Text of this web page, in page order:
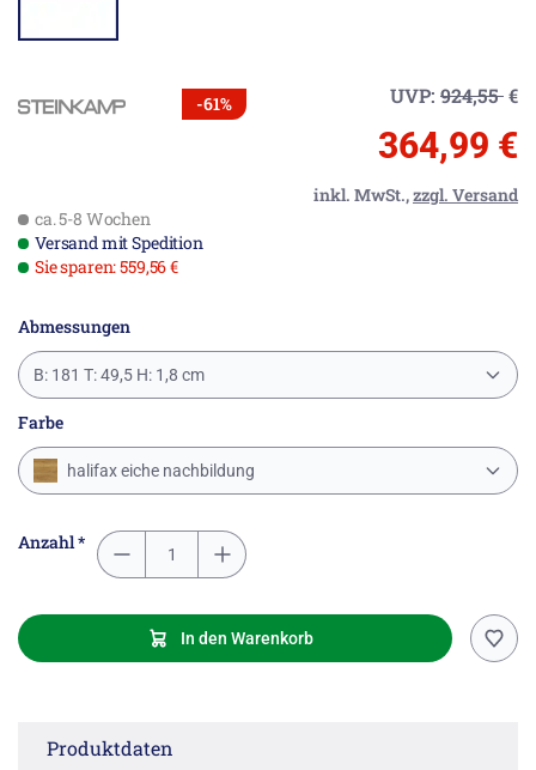
-61% UVP: 924,55€
364,99 €
inkl. MwSt.,zzgl. Versand
ca. 5-8 Wochen
Versand mit Spedition
Sie sparen: 559,56 €
Abmessungen
B: 181 T: 49,5 H: 1,8 cm
Farbe
halifax eiche nachbildung
Anzahl *
In den Warenkorb
Produktdaten